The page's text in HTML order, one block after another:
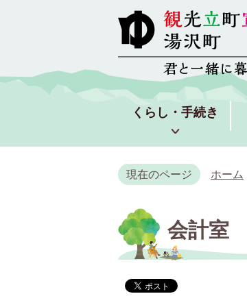
くらし・手続き
現在のページ ホーム
会計室